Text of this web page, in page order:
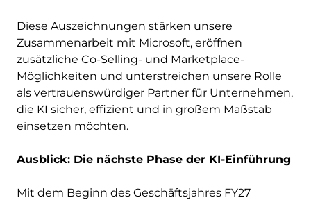
Diese Auszeichnungen stärken unsere
Zusammenarbeit mit Microsoft, eröffnen
zusätzliche Co-Selling- und Marketplace-
Möglichkeiten und unterstreichen unsere Rolle
als vertrauenswürdiger Partner für Unternehmen,
die KI sicher, effizient und in großem Maßstab
einsetzen möchten.
Ausblick: Die nächste Phase der KI-Einführung
Mit dem Beginn des Geschäftsjahres FY27